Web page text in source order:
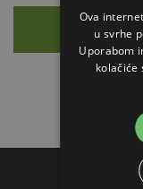
OPIS
Ova
u svrhe
Uporabom
kolačiće